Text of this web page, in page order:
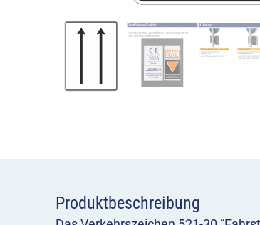
Produktbeschreibung